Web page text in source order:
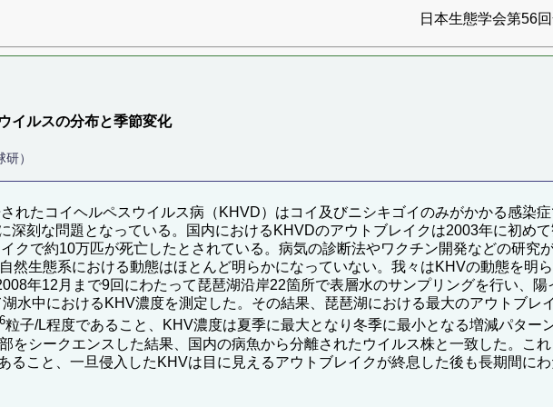
日本生態学会第56
イルスの分布と季節変化
）
れたコイヘルペスウイルス病（KHVD）はコイ及びニシキゴイのみがかかる感染
深刻な問題となっている。国内におけるKHVDのアウトブレイクは2003年に初め
クで約10万匹が死亡したとされている。病気の診断法やワクチン開発などの研究
然生態系における動態はほとんど明らかになっていない。我々はKHVの動態を明
年12月まで9回にわたって琵琶湖沿岸22箇所で表層水のサンプリングを行い、
水中におけるKHV濃度を測定した。その結果、琵琶湖における最大のアウトブレ
6粒子/L程度であること、KHV濃度は夏季に最大となり冬季に最小となる増減パター
をシークエンスした結果、国内の病魚から分離されたウイルス株と一致した。こ
ること、一旦侵入したKHVは目に見えるアウトブレイクが終息した後も長期間に